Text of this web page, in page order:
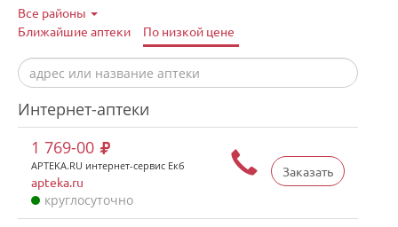
Все районы
Ближайшие аптеки
По низкой цене
Интернет-аптеки
Заказать
1 769-00
APTEKA.RU интернет-сервис Екб
apteka.ru
круглосуточно